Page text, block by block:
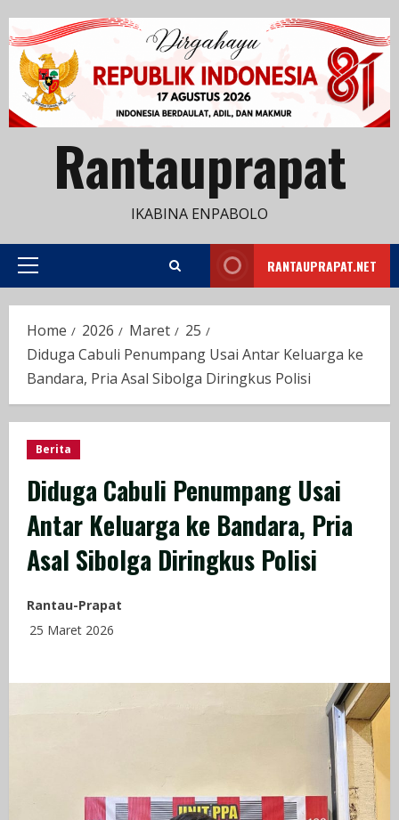
to
content
Rantauprapat
IKABINA ENPABOLO
Primary
RANTAUPRAPAT.NET
Home 2026 Maret
25
Diduga Cabuli Penumpang Usai Antar Keluarga ke
Bandara, Pria Asal Sibolga Diringkus Polisi
Berita
Diduga Cabuli Penumpang Usai
Antar Keluarga ke Bandara, Pria
Asal Sibolga Diringkus Polisi
Rantau-Prapat
25 Maret 2026